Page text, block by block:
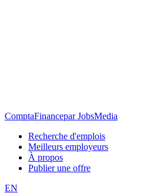
ComptaFinancepar JobsMedia
Recherche d'emplois
Meilleurs employeurs
À propos
Publier une offre
EN